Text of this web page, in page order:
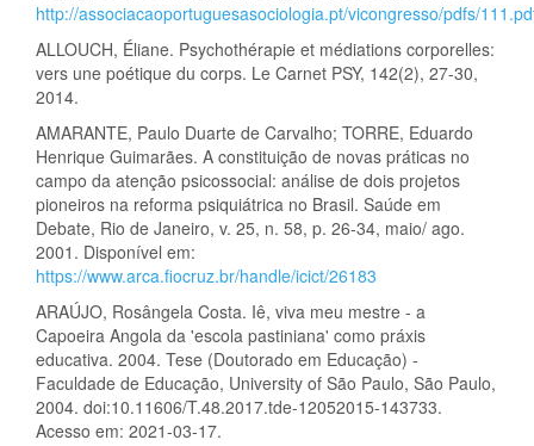
http://associacaoportuguesasociologia.pt/vicongresso/pdfs/
ALLOUCH, Éliane. Psychothérapie et médiations corporelles:
vers une poétique du corps. Le Carnet PSY, 142(2), 27-30,
2014.
AMARANTE, Paulo Duarte de Carvalho; TORRE, Eduardo
Henrique Guimarães. A constituição de novas práticas no
campo da atenção psicossocial: análise de dois projetos
pioneiros na reforma psiquiátrica no Brasil. Saúde em
Debate, Rio de Janeiro, v. 25, n. 58, p. 26-34, maio/ ago.
2001. Disponível em:
https://www.arca.fiocruz.br/handle/icict/26183
ARAÚJO, Rosângela Costa. Iê, viva meu mestre - a
Capoeira Angola da 'escola pastiniana' como práxis
educativa. 2004. Tese (Doutorado em Educação) -
Faculdade de Educação, University of São Paulo, São Paulo,
2004. doi:10.11606/T.48.2017.tde-12052015-143733.
Acesso em: 2021-03-17.